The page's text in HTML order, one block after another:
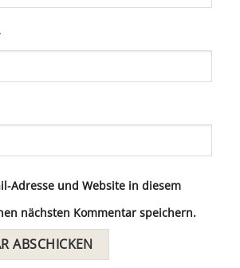
Adresse und Website in diesem
nächsten Kommentar speichern.